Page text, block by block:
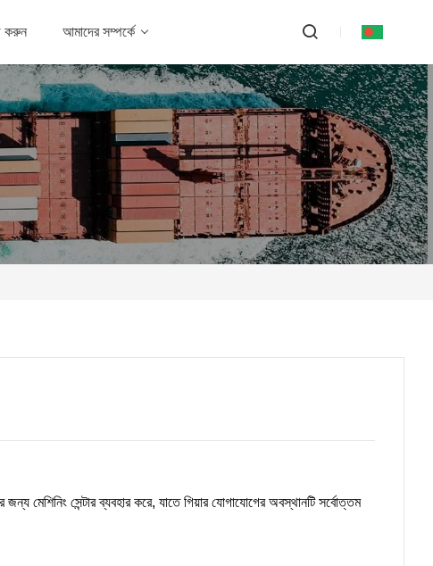
করুন আমাদের সম্পর্কে
মেশিনিং সেন্টার ব্যবহার করে, যাতে গিয়ার যোগাযোগের অবস্থানটি সর্বোত্তম